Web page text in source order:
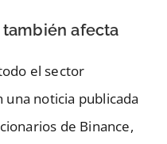
también afecta
el sector
noticia publicada
de Binance,